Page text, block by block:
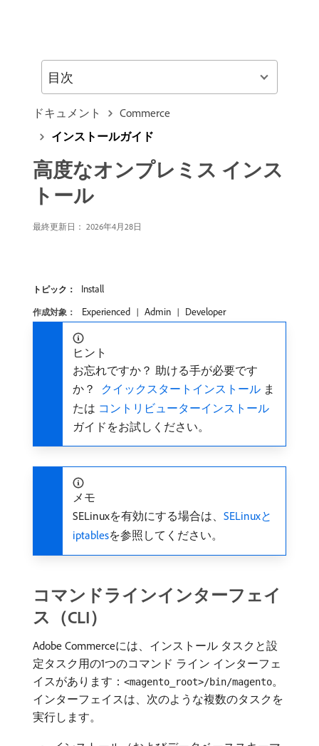
ドキュメント
Commerce
インストールガイド
高度なオンプレミス インス
トール
最終更新日： 2026年4月28日
トピック： Install
作成対象： Experienced Admin Developer
ヒント
お忘れですか？ 助ける手が必要です
か？
​ クイックスタートインストール ​ ま
たは ​ コントリビューターインストール ​
ガイドをお試しください。
メモ
SELinuxを有効にする場合は、 SELinuxと
iptablesを参照してください。
コマンドラインインターフェイ
ス（CLI）
Adobe Commerceには、インストール タスクと設
定タスク用の1つのコマンド ライン インターフェ
イスがあります： <magento_root>/bin/magento。
インターフェイスは、次のような複数のタスクを
実行します。
目次